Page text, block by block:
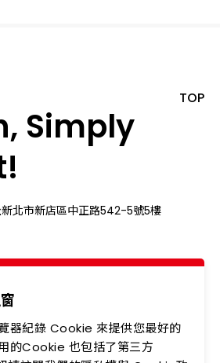
Simply
新北市新店區中正路542-5號5樓
TOP
最新消息
企業永續
器紀錄 Cookie 來提供您最好的
的Cookie 也包括了第三方